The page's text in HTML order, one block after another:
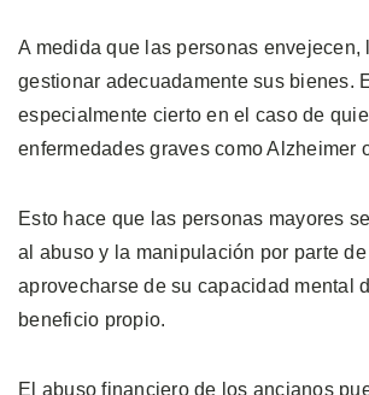
A medida que las personas envejecen,
gestionar adecuadamente sus bienes.
especialmente cierto en el caso de
enfermedades graves como Alzheimer
Esto hace que las personas mayores
al abuso y la manipulación por parte
aprovecharse de su capacidad mental
beneficio propio.
El abuso financiero de los ancianos